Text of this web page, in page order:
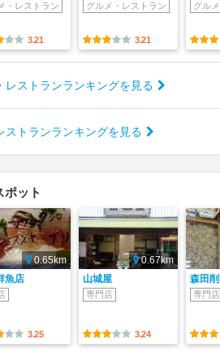
・レストラン
3.21
グルメ・レストラン
3.21
グル
レストランランキングを見る
ストランランキングを見る
ポット
0.65km
魚店
3.25
0.67km
山城屋
専門店
3.24
森田
専門店